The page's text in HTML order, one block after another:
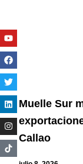
Muelle Sur
Callao
Youtube
Facebook
Twitter
Linkedin
Instagram